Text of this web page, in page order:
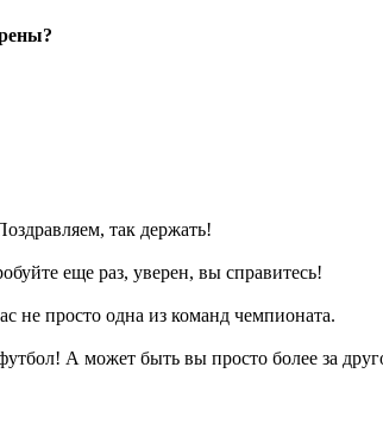
так держать!
еще раз, уверен, вы справитесь!
не просто одна из команд чемпионата.
А может быть вы просто более за